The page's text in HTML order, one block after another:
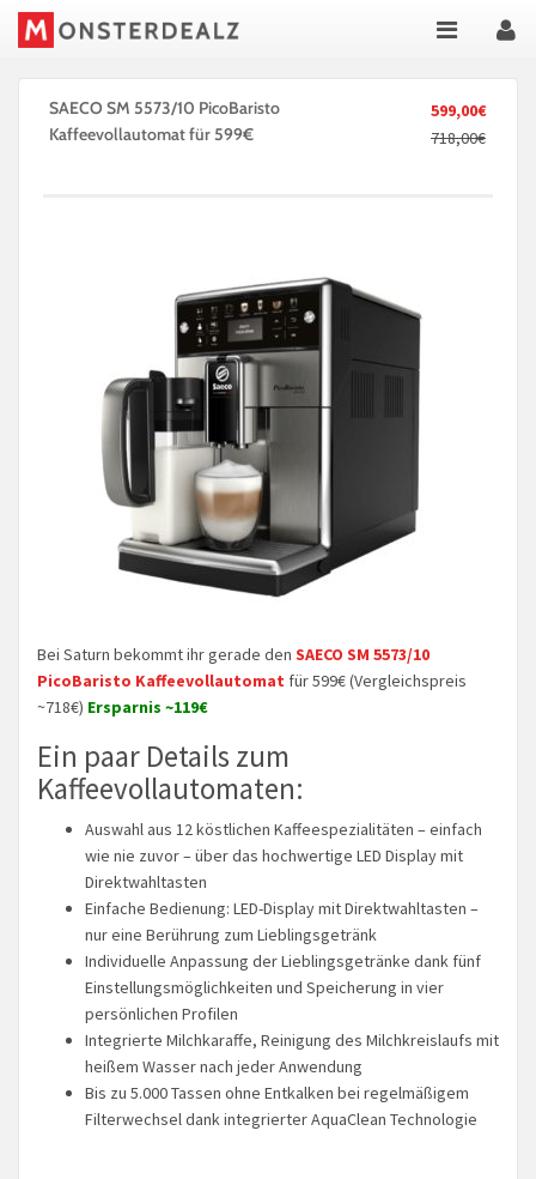
599,00€
718,00€
SAECO SM 5573/10 PicoBaristo
Kaffeevollautomat für 599€
Bei Saturn bekommt ihr gerade den SAECO SM 5573/10
PicoBaristo Kaffeevollautomat für 599€ (Vergleichspreis
~718€) Ersparnis ~119€
Ein paar Details zum
Kaffeevollautomaten:
Auswahl aus 12 köstlichen Kaffeespezialitäten – einfach
wie nie zuvor – über das hochwertige LED Display mit
Direktwahltasten
Einfache Bedienung: LED-Display mit Direktwahltasten –
nur eine Berührung zum Lieblingsgetränk
Individuelle Anpassung der Lieblingsgetränke dank fünf
Einstellungsmöglichkeiten und Speicherung in vier
persönlichen Profilen
Integrierte Milchkaraffe, Reinigung des Milchkreislaufs mit
heißem Wasser nach jeder Anwendung
Bis zu 5.000 Tassen ohne Entkalken bei regelmäßigem
Filterwechsel dank integrierter AquaClean Technologie